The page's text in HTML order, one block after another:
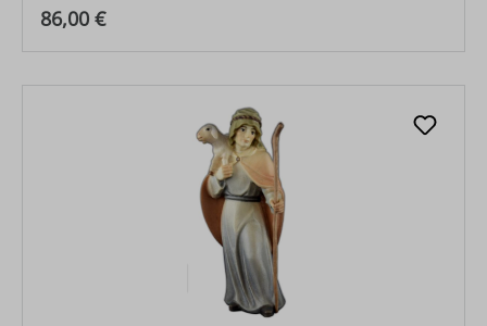
Regulärer Preis:
86,00 €